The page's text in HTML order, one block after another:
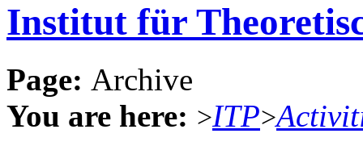
Institut für
Page: Archive
You are here: >ITP>